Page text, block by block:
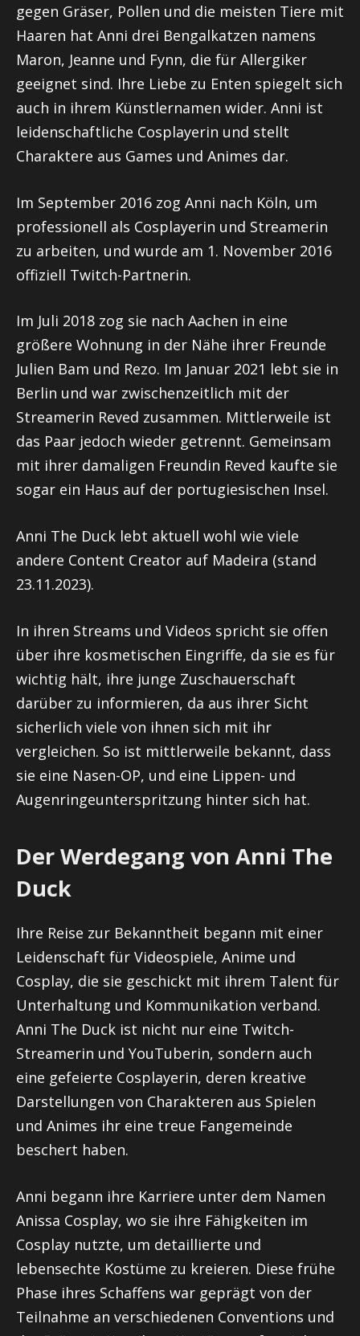
gegen Gräser, Pollen und die meisten Tiere mit
Haaren hat Anni drei Bengalkatzen namens
Maron, Jeanne und Fynn, die für Allergiker
geeignet sind. Ihre Liebe zu Enten spiegelt sich
auch in ihrem Künstlernamen wider. Anni ist
leidenschaftliche Cosplayerin und stellt
Charaktere aus Games und Animes dar.
Im September 2016 zog Anni nach Köln, um
professionell als Cosplayerin und Streamerin
zu arbeiten, und wurde am 1. November 2016
offiziell Twitch-Partnerin.
Im Juli 2018 zog sie nach Aachen in eine
größere Wohnung in der Nähe ihrer Freunde
Julien Bam und Rezo. Im Januar 2021 lebt sie in
Berlin und war zwischenzeitlich mit der
Streamerin Reved zusammen. Mittlerweile ist
das Paar jedoch wieder getrennt. Gemeinsam
mit ihrer damaligen Freundin Reved kaufte sie
sogar ein Haus auf der portugiesischen Insel.
Anni The Duck lebt aktuell wohl wie viele
andere Content Creator auf Madeira (stand
23.11.2023).
In ihren Streams und Videos spricht sie offen
über ihre kosmetischen Eingriffe, da sie es für
wichtig hält, ihre junge Zuschauerschaft
darüber zu informieren, da aus ihrer Sicht
sicherlich viele von ihnen sich mit ihr
vergleichen. So ist mittlerweile bekannt, dass
sie eine Nasen-OP, und eine Lippen- und
Augenringeunterspritzung hinter sich hat.
Der Werdegang von Anni The
Duck
Ihre Reise zur Bekanntheit begann mit einer
Leidenschaft für Videospiele, Anime und
Cosplay, die sie geschickt mit ihrem Talent für
Unterhaltung und Kommunikation verband.
Anni The Duck ist nicht nur eine Twitch-
Streamerin und YouTuberin, sondern auch
eine gefeierte Cosplayerin, deren kreative
Darstellungen von Charakteren aus Spielen
und Animes ihr eine treue Fangemeinde
beschert haben.
Anni begann ihre Karriere unter dem Namen
Anissa Cosplay, wo sie ihre Fähigkeiten im
Cosplay nutzte, um detaillierte und
lebensechte Kostüme zu kreieren. Diese frühe
Phase ihres Schaffens war geprägt von der
Teilnahme an verschiedenen Conventions und